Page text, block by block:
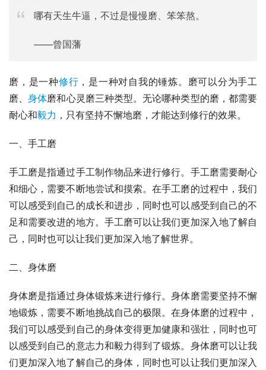
哪有天生牛逼，不过是慢慢磨、笨笨熬。
——曾国藩
磨，是一种修行 ，是一种对自我的锤炼。磨可以分为手工
磨、身体磨和心灵磨三种类型。无论哪种类型的磨，都需要
耐心和毅力 ，只有坚持不懈地磨，才能达到修行的效果。
一、手工磨
手工磨是指通过手工制作物品来进行修行。手工磨需要耐心
和细心，需要不断地尝试和摸索。在手工磨的过程中，我们
可以感受到自己的成长和进步，同时也可以感受到自己的不
足和需要改进的地方。手工磨可以让我们更加深入地了解自
己，同时也可以让我们更加深入地了解世界。
二、身体磨
身体磨是指通过身体锻炼来进行修行。身体磨需要坚持不懈
地锻炼，需要不断地挑战自己的极限。在身体磨的过程中，
我们可以感受到自己的身体变得更加健康和强壮，同时也可
以感受到自己的意志力和毅力得到了锻炼。身体磨可以让我
们更加深入地了解自己的身体，同时也可以让我们更加深入